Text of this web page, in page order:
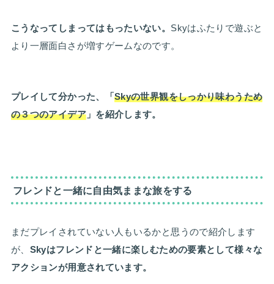
こうなってしまってはもったいない。 Skyはふたりで遊ぶと
より一層面白さが増すゲームなのです。
プレイして分かった、「 Skyの世界観をしっかり味わうため
の３つのアイデア」を紹介します。
フレンドと一緒に自由気ままな旅をする
まだプレイされていない人もいるかと思うので紹介します
が、 Skyはフレンドと一緒に楽しむための要素として様々な
アクションが用意されています。